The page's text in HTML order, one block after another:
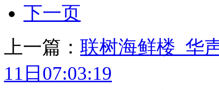
下一页
上一篇： 联树海鲜楼_华
11日07:03:19